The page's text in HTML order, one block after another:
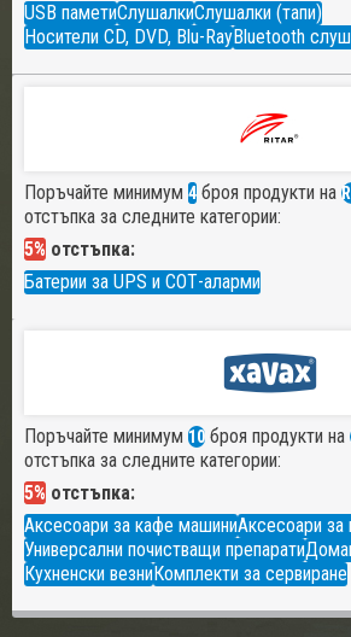
USB паметиСлушалкиСлушалки (тапи)
Носители CD, DVD, Blu-RayBluetooth
Поръчайте минимум 4 броя продукти на
отстъпка за следните категории:
5% отстъпка:
Батерии за UPS и СОТ-аларми
Поръчайте минимум 10 броя продукти на
отстъпка за следните категории:
5% отстъпка:
Аксесоари за кафе машиниАксесоари за
Универсални почистващи препарати
Кухненски везниКомплекти за сервиране